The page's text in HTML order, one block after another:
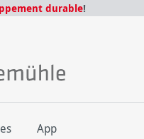
durable!
App